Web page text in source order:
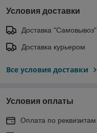
Условия доставки
Доставка "Самовывоз"
Доставка курьером
Все условия доставки
Условия оплаты
Оплата по реквизитам